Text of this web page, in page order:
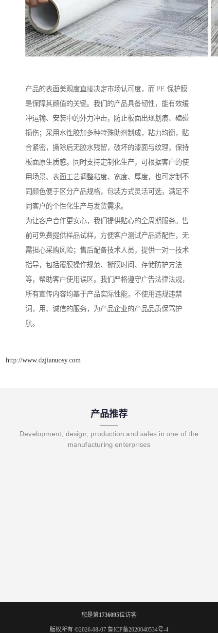
产品的表面美观度直接决定市场认可度，而 PE 保护膜
是保障其颜值的关键。我们的产品具备韧性，能有效缓
冲运输、安装中的外力冲击，防止板面出现划痕、磕碰
损伤；采用水性胶加多种特殊助剂制成，粘力均衡，贴
合紧密，撕除后无胶水残留，破坏的漆面与纹理，保持
板面原生质感。同时支持定制化生产，可根据客户的使
用场景、表面工艺调整粘度、宽度、厚度，也可定制不
同颜色便于区分产品规格，包装方式灵活可选，满足不
同客户的个性化生产与发货需求。
为让客户合作更安心，我们提供贴心的全周期服务。售
前可免费提供样品试样，方便客户测试产品适配性，无
需担心采购风险；售后配备技术人员，提供一对一技术
指导，包括覆膜操作规范、撕膜时间、存储防护方法
等，帮助客户使用误区。我们严格遵守广告法律法规，
所有宣传内容均基于产品实际性能，不使用违规违禁
词，用、诚信的服务，为产品企业的产品品质保驾护
航。
http://www.dzjianuosy.com
产品推荐
Development, design, production and sales in one of the
manufacturing enterprises
您是第1736095位访客
版权所有 ©2026-08-07 鲁ICP备2020040534号-4